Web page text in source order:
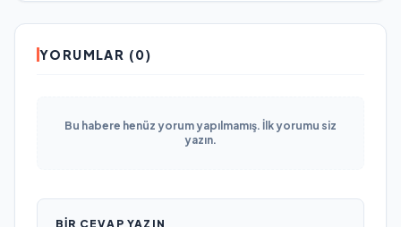
YORUMLAR (0)
Bu habere henüz yorum yapılmamış. İlk yorumu siz
yazın.
BIR CEVAP YAZIN